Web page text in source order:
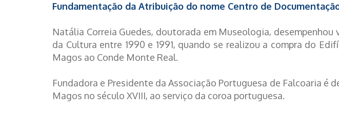
Fundamentação da Atribuição do nome Centro de
Natália Correia Guedes, doutorada em Museologia,
da Cultura entre 1990 e 1991, quando se realizou a compra do
Magos ao Conde Monte Real.
Fundadora e Presidente da Associação Portuguesa de Falcoaria
Magos no século XVIII, ao serviço da coroa portuguesa.